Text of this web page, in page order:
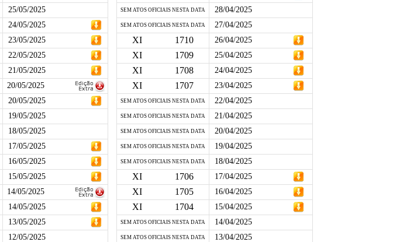
25/05/2025
24/05/2025
23/05/2025
22/05/2025
21/05/2025
20/05/2025
20/05/2025
19/05/2025
18/05/2025
17/05/2025
16/05/2025
15/05/2025
14/05/2025
14/05/2025
13/05/2025
12/05/2025
SEM ATOS OFICIAIS NESTA DATA 28/04/2025
SEM ATOS OFICIAIS NESTA DATA 27/04/2025
XI 1710 26/04/2025
XI 1709 25/04/2025
XI 1708 24/04/2025
XI 1707 23/04/2025
SEM ATOS OFICIAIS NESTA DATA 22/04/2025
SEM ATOS OFICIAIS NESTA DATA 21/04/2025
SEM ATOS OFICIAIS NESTA DATA 20/04/2025
SEM ATOS OFICIAIS NESTA DATA 19/04/2025
SEM ATOS OFICIAIS NESTA DATA 18/04/2025
XI 1706 17/04/2025
XI 1705 16/04/2025
XI 1704 15/04/2025
SEM ATOS OFICIAIS NESTA DATA 14/04/2025
SEM ATOS OFICIAIS NESTA DATA 13/04/2025